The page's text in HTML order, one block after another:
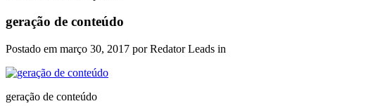
geração de conteúdo
Postado em março 30, 2017 por Redator Leads in
geração de conteúdo